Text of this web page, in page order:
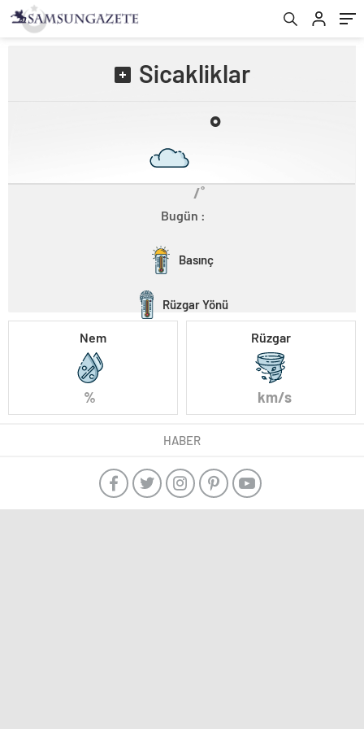
Sicakliklar
˚
/˚
Bugün :
Basınç
Rüzgar Yönü
Nem
%
Rüzgar
km/s
HABER